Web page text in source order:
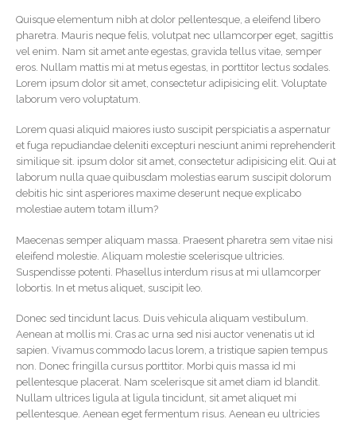
Quisque elementum nibh at dolor pellentesque, a eleifend libero
pharetra. Mauris neque felis, volutpat nec ullamcorper eget, sagittis
vel enim. Nam sit amet ante egestas, gravida tellus vitae, semper
eros. Nullam mattis mi at metus egestas, in porttitor lectus sodales.
Lorem ipsum dolor sit amet, consectetur adipisicing elit. Voluptate
laborum vero voluptatum.
Lorem quasi aliquid maiores iusto suscipit perspiciatis a aspernatur
et fuga repudiandae deleniti excepturi nesciunt animi reprehenderit
similique sit. ipsum dolor sit amet, consectetur adipisicing elit. Qui at
laborum nulla quae quibusdam molestias earum suscipit dolorum
debitis hic sint asperiores maxime deserunt neque explicabo
molestiae autem totam illum?
Maecenas semper aliquam massa. Praesent pharetra sem vitae nisi
eleifend molestie. Aliquam molestie scelerisque ultricies.
Suspendisse potenti. Phasellus interdum risus at mi ullamcorper
lobortis. In et metus aliquet, suscipit leo.
Donec sed tincidunt lacus. Duis vehicula aliquam vestibulum.
Aenean at mollis mi. Cras ac urna sed nisi auctor venenatis ut id
sapien. Vivamus commodo lacus lorem, a tristique sapien tempus
non. Donec fringilla cursus porttitor. Morbi quis massa id mi
pellentesque placerat. Nam scelerisque sit amet diam id blandit.
Nullam ultrices ligula at ligula tincidunt, sit amet aliquet mi
pellentesque. Aenean eget fermentum risus. Aenean eu ultricies